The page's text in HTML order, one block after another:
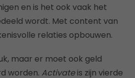
en is het ook vaak het
wordt. Met content van
relaties opbouwen.
maar er moet ook geld
worden. Activateis zijn vierde